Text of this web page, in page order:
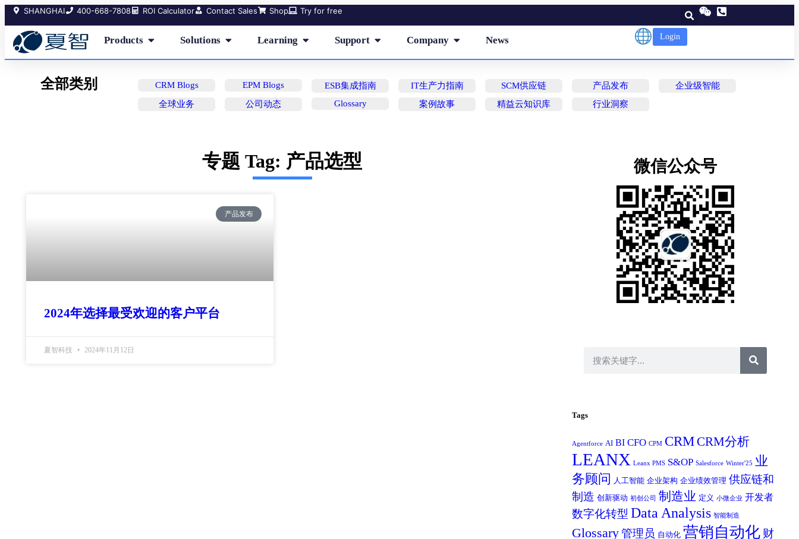
SHANGHAI 400-668-7808 ROI Calculator Contact Sales Shop Try for free
Products Solutions Learning Support Company News Login
全部类别 CRM Blogs EPM Blogs ESB集成指南 IT生产力指南 SCM供应链 产品发布
企业级智能
全球业务
公司动态 Glossary 案例故事 精益云知识库 行业洞察
专题 Tag: 产品选型
产品发布
2024年选择最受欢迎的客户平台
夏智科技 2024年11月12日
微信公众号
Tags
Agentforce AI BI CFO CPM CRMCRM分析
LEANX Leanx PMS S&OP Salesforce Winter'25 业
务顾问 人工智能 企业架构 企业绩效管理 供应链和
制造 创新驱动 初创公司 制造业 定义 小微企业 开发者
数字化转型 Data Analysis 智能制造
Glossary 管理员 自动化 营销自动化 财